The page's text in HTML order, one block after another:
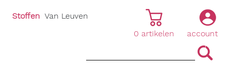
account
|
0 artikelen
Stoffen Van Leuven